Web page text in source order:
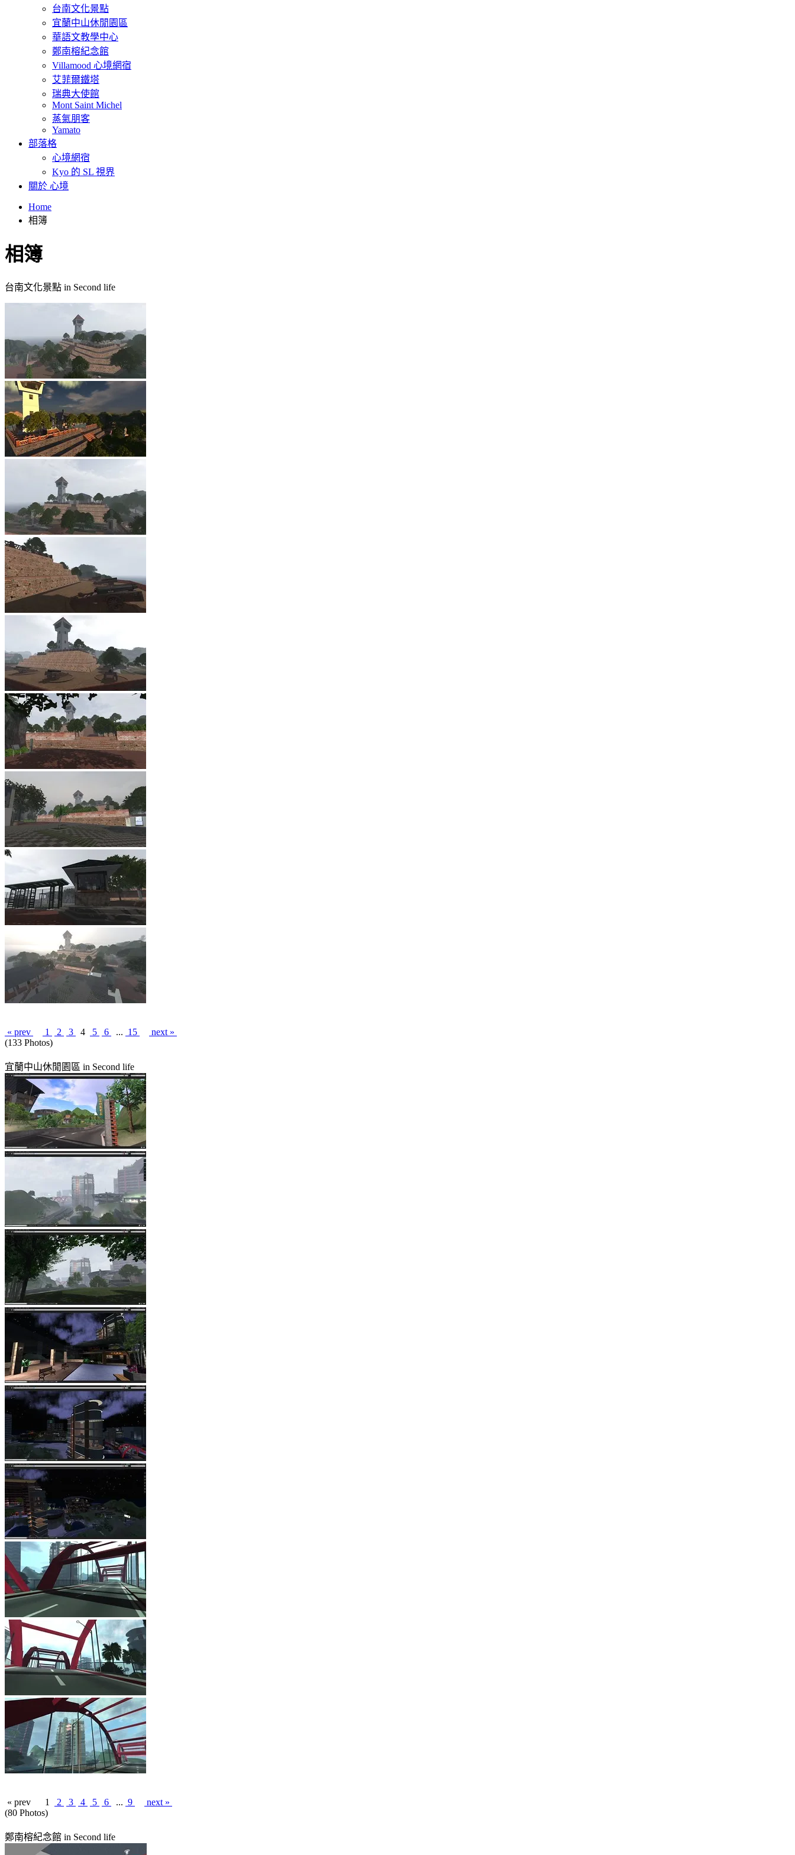
台南文化景點
宜蘭中山休閒園區
華語文教學中心
鄭南榕紀念館
Villamood 心境網宿
艾菲爾鐵塔
瑞典大使館
Mont Saint Michel
蒸氣朋客
Yamato
部落格
心境網宿
Kyo 的 SL 視界
關於 心境
Home
相簿
相簿
台南文化景點 in Second life
« prev 1 2 3 4 5 6 ... 15
next »
(133 Photos)
宜蘭中山休閒園區 in Second life
« prev 1 2 3 4 5 6 ... 9
next »
(80 Photos)
鄭南榕紀念館 in Second life